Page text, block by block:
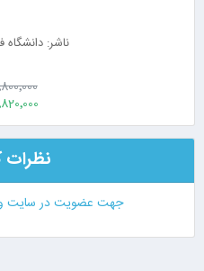
ناشر:
9٬800٬000
8٬820٬000
نظرات
جهت عضویت در سایت و